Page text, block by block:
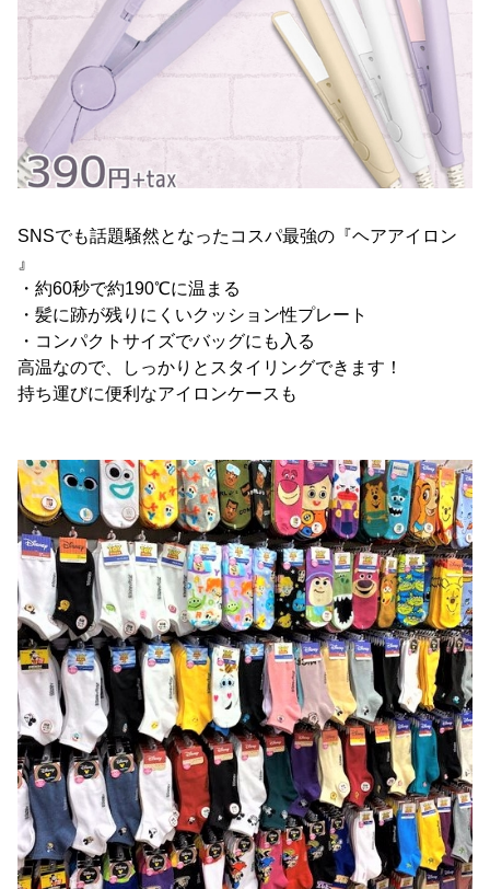
SNSでも話題騒然となったコスパ最強の『ヘアアイロン
』
・約60秒で約190℃に温まる
・髪に跡が残りにくいクッション性プレート
・コンパクトサイズでバッグにも入る
高温なので、しっかりとスタイリングできます！
持ち運びに便利なアイロンケースも